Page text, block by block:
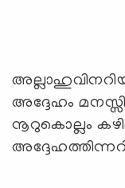
അദ്ദേഹം
നൂറുകൊല്ലം